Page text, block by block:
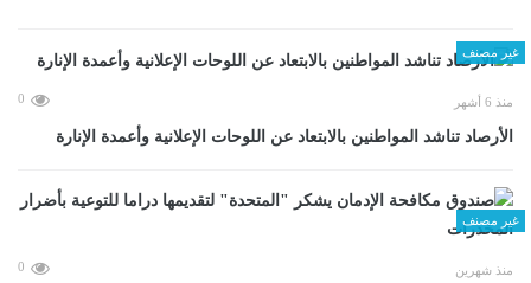
غير مصنف
منذ 6 أشهر 0
الأرصاد تناشد المواطنين بالابتعاد عن اللوحات الإعلانية وأعمدة الإنارة
غير مصنف
منذ شهرين 0